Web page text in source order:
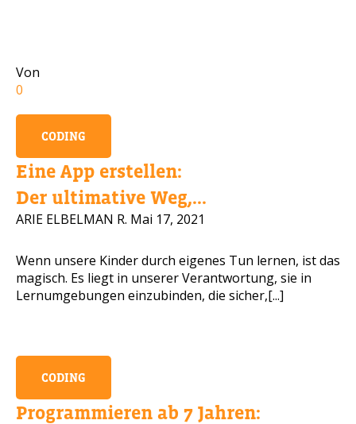
Von
0
CODING
Eine App erstellen:
Der ultimative Weg,...
ARIE ELBELMAN R. Mai 17, 2021
Wenn unsere Kinder durch eigenes Tun lernen, ist das
magisch. Es liegt in unserer Verantwortung, sie in
Lernumgebungen einzubinden, die sicher,[...]
CODING
Programmieren ab 7 Jahren: